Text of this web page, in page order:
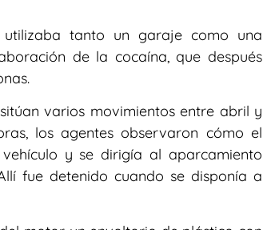
utilizaba tanto un garaje como una
de la cocaína, que después
varios movimientos entre abril y
los agentes observaron cómo el
y se dirigía al aparcamiento
fue detenido cuando se disponía a